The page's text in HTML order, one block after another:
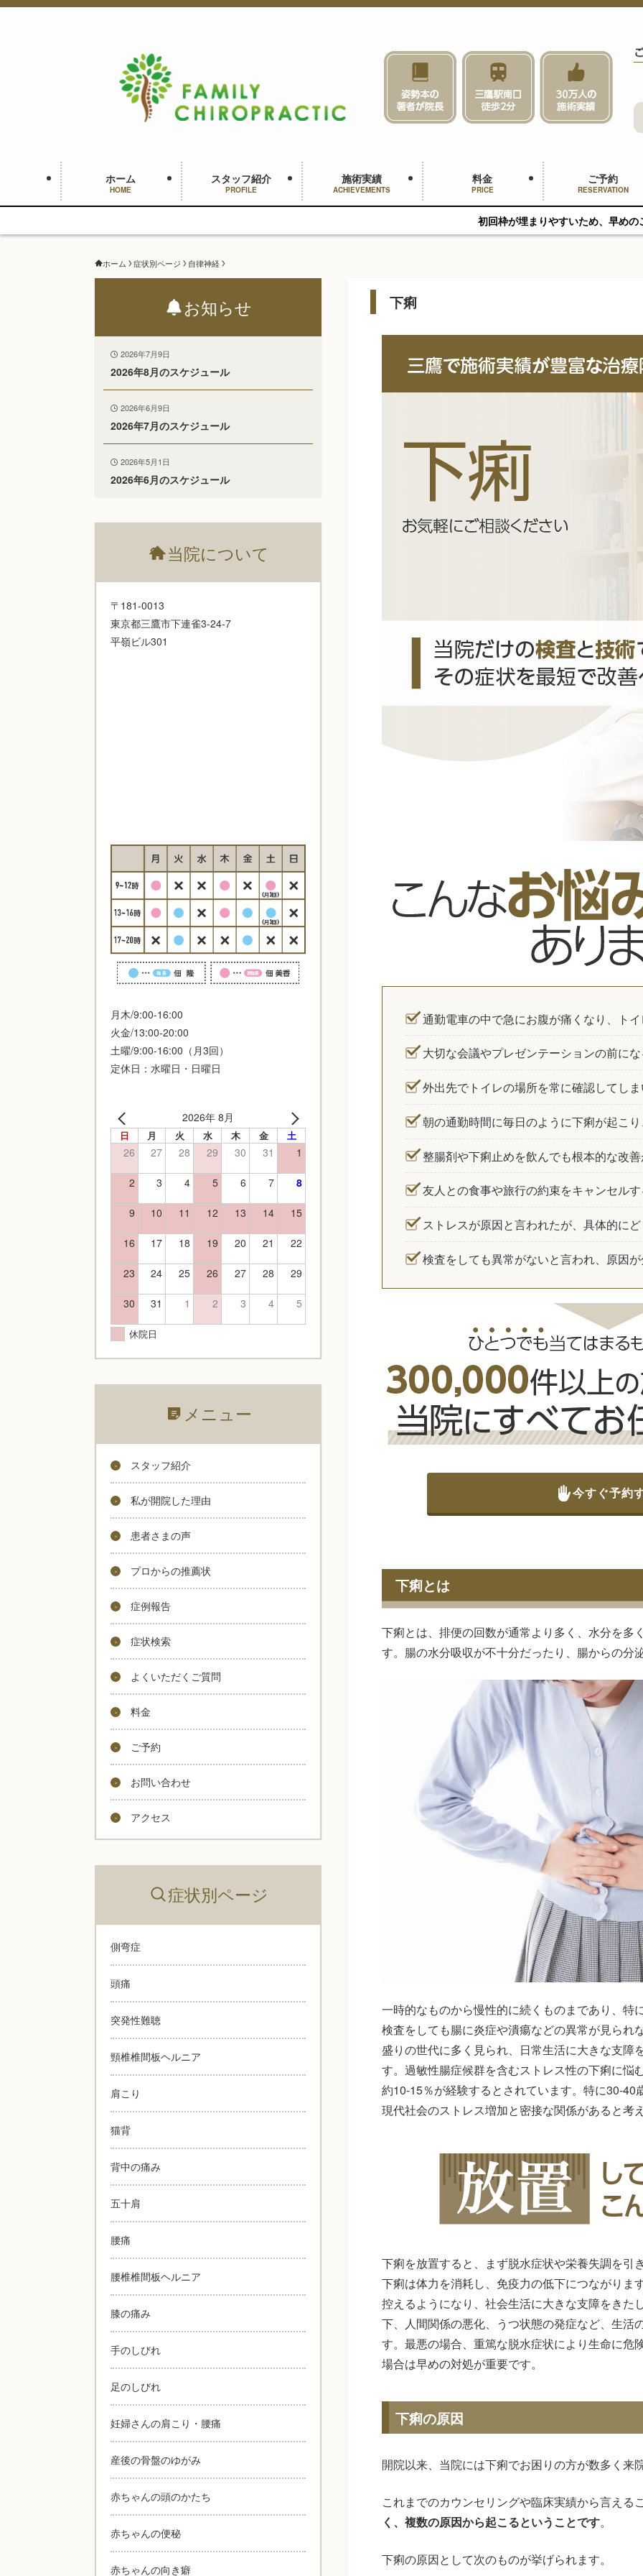
ホーム
HOME
スタッフ紹介
PROFILE
施術実績
ACHIEVEMENTS
料金
PRICE
ご予約
RESERVATION
初回枠が埋まりやすいため、早めのご予約をおすすめします
ホーム 症状別ページ 自律神経
下痢
通勤電車の中で急にお腹が痛くなり、ト
大切な会議やプレゼンテーションの前に
外出先でトイレの場所を常に確認してし
朝の通勤時間に毎日のように下痢が起こ
整腸剤や下痢止めを飲んでも根本的な改
友人との食事や旅行の約束をキャンセル
ストレスが原因と言われたが、具体的に
検査をしても異常がないと言われ、原因
今すぐ予約
下痢とは
下痢とは、排便の回数が通常より多く、水分を多
す。腸の水分吸収が不十分だったり、腸からの分
一時的なものから慢性的に続くものまであり、特
検査をしても腸に炎症や潰瘍などの異常が見られ
盛りの世代に多く見られ、日常生活に大きな支障
す。過敏性腸症候群を含むストレス性の下痢に悩
約10-15％が経験するとされています。特に30-
現代社会のストレス増加と密接な関係があると考
下痢を放置すると、まず脱水症状や栄養失調を引
下痢は体力を消耗し、免疫力の低下につながりま
控えるようになり、社会生活に大きな支障をきた
下、人間関係の悪化、うつ状態の発症など、生活
す。最悪の場合、重篤な脱水症状により生命に危
場合は早めの対処が重要です。
下痢の原因
開院以来、当院には下痢でお困りの方が数多く来
これまでのカウンセリングや臨床実績から言える
く、複数の原因から起こるということです。
下痢の原因として次のものが挙げられます。
お知らせ
2026年7月9日
2026年8月のスケジュール
2026年6月9日
2026年7月のスケジュール
2026年5月1日
2026年6月のスケジュール
? 当院について
〒181-0013
東京都三鷹市下連雀3-24-7
平嶺ビル301
月木/9:00-16:00
火金/13:00-20:00
土曜/9:00-16:00（月3回）
定休日：水曜日・日曜日
2026年 8月
日 月 火 水 木 金 土
26 27 28 29 30 31 1
2 3 4 5 6 7 8
9 10 11 12 13 14 15
16 17 18 19 20 21 22
23 24 25 26 27 28 29
30 31 1 2 3 4 5
休院日
メニュー
スタッフ紹介
私が開院した理由
患者さまの声
プロからの推薦状
症例報告
症状検索
よくいただくご質問
料金
ご予約
お問い合わせ
アクセス
症状別ページ
側弯症
頭痛
突発性難聴
頸椎椎間板ヘルニア
肩こり
猫背
背中の痛み
五十肩
腰痛
腰椎椎間板ヘルニア
膝の痛み
手のしびれ
足のしびれ
妊婦さんの肩こり・腰痛
産後の骨盤のゆがみ
赤ちゃんの頭のかたち
赤ちゃんの便秘
赤ちゃんの向き癖